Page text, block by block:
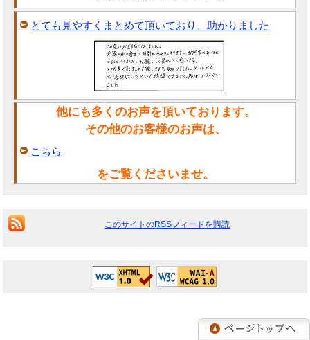
とても見やすくまとめて頂いており、助かりました
他にも多くのお声を頂いております。
その他のお客様のお声は、
こちら
をご覧くださいませ。
このサイトのRSSフィードを購読